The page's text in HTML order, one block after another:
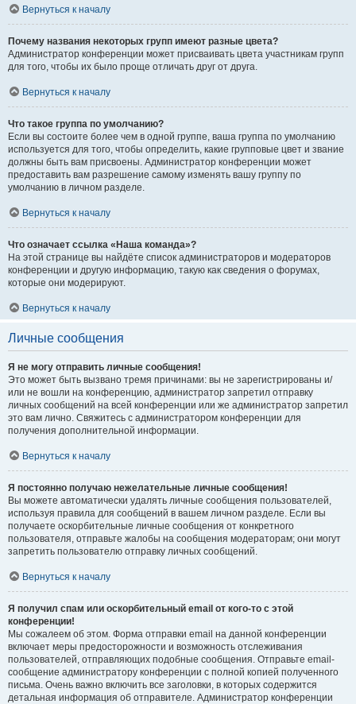
Вернуться к началу
Почему названия некоторых групп имеют разные цвета?
Администратор конференции может присваивать цвета участникам групп
для того, чтобы их было проще отличать друг от друга.
Вернуться к началу
Что такое группа по умолчанию?
Если вы состоите более чем в одной группе, ваша группа по умолчанию
используется для того, чтобы определить, какие групповые цвет и звание
должны быть вам присвоены. Администратор конференции может
предоставить вам разрешение самому изменять вашу группу по
умолчанию в личном разделе.
Вернуться к началу
Что означает ссылка «Наша команда»?
На этой странице вы найдёте список администраторов и модераторов
конференции и другую информацию, такую как сведения о форумах,
которые они модерируют.
Вернуться к началу
Личные сообщения
Я не могу отправить личные сообщения!
Это может быть вызвано тремя причинами: вы не зарегистрированы и/
или не вошли на конференцию, администратор запретил отправку
личных сообщений на всей конференции или же администратор запретил
это вам лично. Свяжитесь с администратором конференции для
получения дополнительной информации.
Вернуться к началу
Я постоянно получаю нежелательные личные сообщения!
Вы можете автоматически удалять личные сообщения пользователей,
используя правила для сообщений в вашем личном разделе. Если вы
получаете оскорбительные личные сообщения от конкретного
пользователя, отправьте жалобы на сообщения модераторам; они могут
запретить пользователю отправку личных сообщений.
Вернуться к началу
Я получил спам или оскорбительный email от кого-то с этой
конференции!
Мы сожалеем об этом. Форма отправки email на данной конференции
включает меры предосторожности и возможность отслеживания
пользователей, отправляющих подобные сообщения. Отправьте email-
сообщение администратору конференции с полной копией полученного
письма. Очень важно включить все заголовки, в которых содержится
детальная информация об отправителе. Администратор конференции